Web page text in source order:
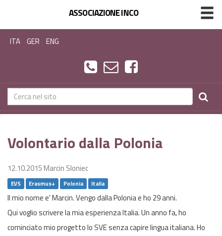
ASSOCIAZIONE INCO
ITA GER ENG
Volontario dalla Polonia
12.10.2015Marcin Sloniec
EVS Erasmus+ Polonia Italia
Il mio nome e' Marcin. Vengo dalla Polonia e ho 29 anni.
Qui voglio scrivere la mia esperienza Italia. Un anno fa, ho
cominciato mio progetto lo SVE senza capire lingua italiana. Ho